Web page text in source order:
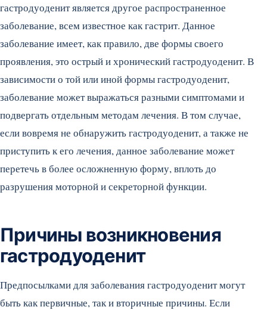
гастродуоденит является другое распространенное
заболевание, всем известное как гастрит. Данное
заболевание имеет, как правило, две формы своего
проявления, это острый и хронический гастродуоденит. В
зависимости о той или иной формы гастродуоденит,
заболевание может выражаться разными симптомами и
подвергать отдельным методам лечения. В том случае,
если вовремя не обнаружить гастродуоденит, а также не
приступить к его лечения, данное заболевание может
перетечь в более осложненную форму, вплоть до
разрушения моторной и секреторной функции.
Причины возникновения
гастродуоденит
Предпосылками для заболевания гастродуоденит могут
быть как первичные, так и вторичные причины. Если